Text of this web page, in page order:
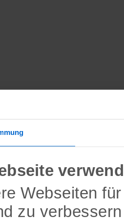
Webseiten
zu